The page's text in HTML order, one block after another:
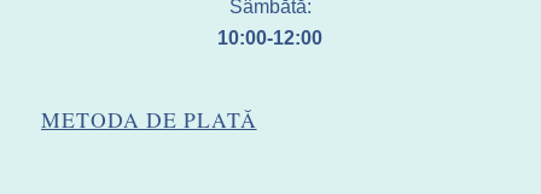
Sâmbătă:
10:00-12:00
METODA DE PLATĂ